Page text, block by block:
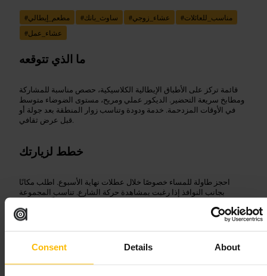
Consent Details About
#مطعم_إيطالي #ساوث_بانك #عشاء_زوجي #مناسب_للعائلات
#عشاء_عمل
ما الذي تتوقعه
قائمة تركز على الأطباق الإيطالية الكلاسيكية، حصص مناسبة للمشاركة
ومطابخ سريعة التحضير. الديكور عملي ومريح، مستوى الضوضاء متوسط
في الأوقات المزدحمة. خدمة ودودة وتناسب زوار المنطقة بعد جولة أو
قبل عرض ثقافي.
خطط لزيارتك
احجز طاولة للمساء خصوصًا خلال عطلات نهاية الأسبوع. اطلب مكانًا
بجانب النوافذ إذا رغبت بمشاهدة حركة الشارع. تناسب المجموعة